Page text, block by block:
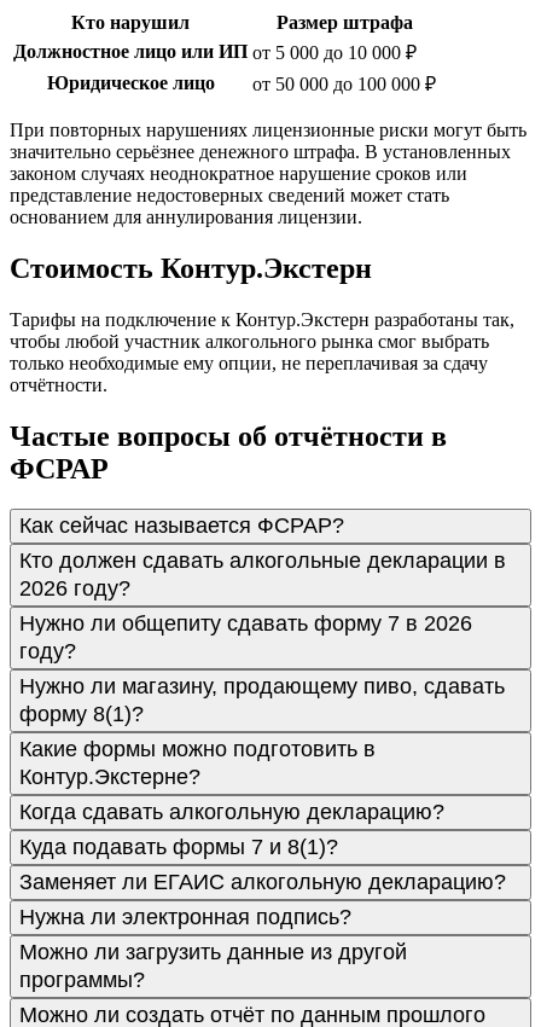
Кто нарушил
Размер штрафа
Должностное лицо или ИП от 5 000 до 10 000 ₽
Юридическое лицо
от 50 000 до 100 000 ₽
При повторных нарушениях лицензионные риски могут быть
значительно серьёзнее денежного штрафа. В установленных
законом случаях неоднократное нарушение сроков или
представление недостоверных сведений может стать
основанием для аннулирования лицензии.
Стоимость Контур.Экстерн
Тарифы на подключение к Контур.Экстерн разработаны так,
чтобы любой участник алкогольного рынка смог выбрать
только необходимые ему опции, не переплачивая за сдачу
отчётности.
Частые вопросы об отчётности в
ФСРАР
Как сейчас называется ФСРАР?
Кто должен сдавать алкогольные декларации в
2026 году?
Нужно ли общепиту сдавать форму 7 в 2026
году?
Нужно ли магазину, продающему пиво, сдавать
форму 8(1)?
Какие формы можно подготовить в
Контур.Экстерне?
Когда сдавать алкогольную декларацию?
Куда подавать формы 7 и 8(1)?
Заменяет ли ЕГАИС алкогольную декларацию?
Нужна ли электронная подпись?
Можно ли загрузить данные из другой
программы?
Можно ли создать отчёт по данным прошлого